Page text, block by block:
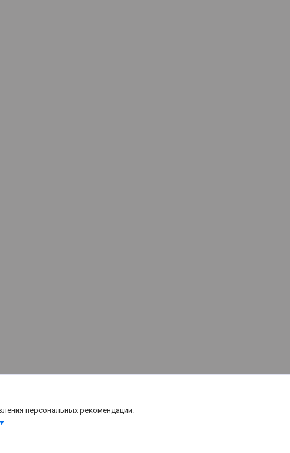
персональных рекомендаций.